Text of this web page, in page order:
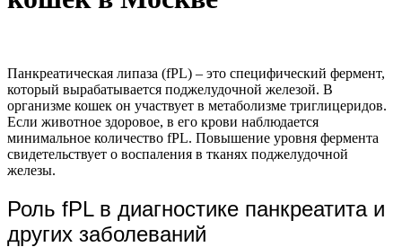
Панкреатическая липаза (fPL) – это специфический фермент,
который вырабатывается поджелудочной железой. В
организме кошек он участвует в метаболизме триглицеридов.
Если животное здоровое, в его крови наблюдается
минимальное количество fPL. Повышение уровня фермента
свидетельствует о воспаления в тканях поджелудочной
железы.
Роль fPL в диагностике панкреатита и
других заболеваний